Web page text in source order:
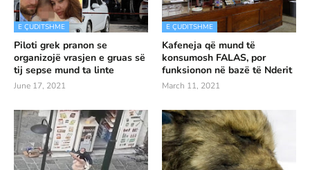
E ÇUDITSHME
Piloti grek pranon se
organizojë vrasjen e gruas së
tij sepse mund ta linte
June 17, 2021
E ÇUDITSHME
Kafeneja që mund të
konsumosh FALAS, por
funksionon në bazë të Nderit
March 11, 2021